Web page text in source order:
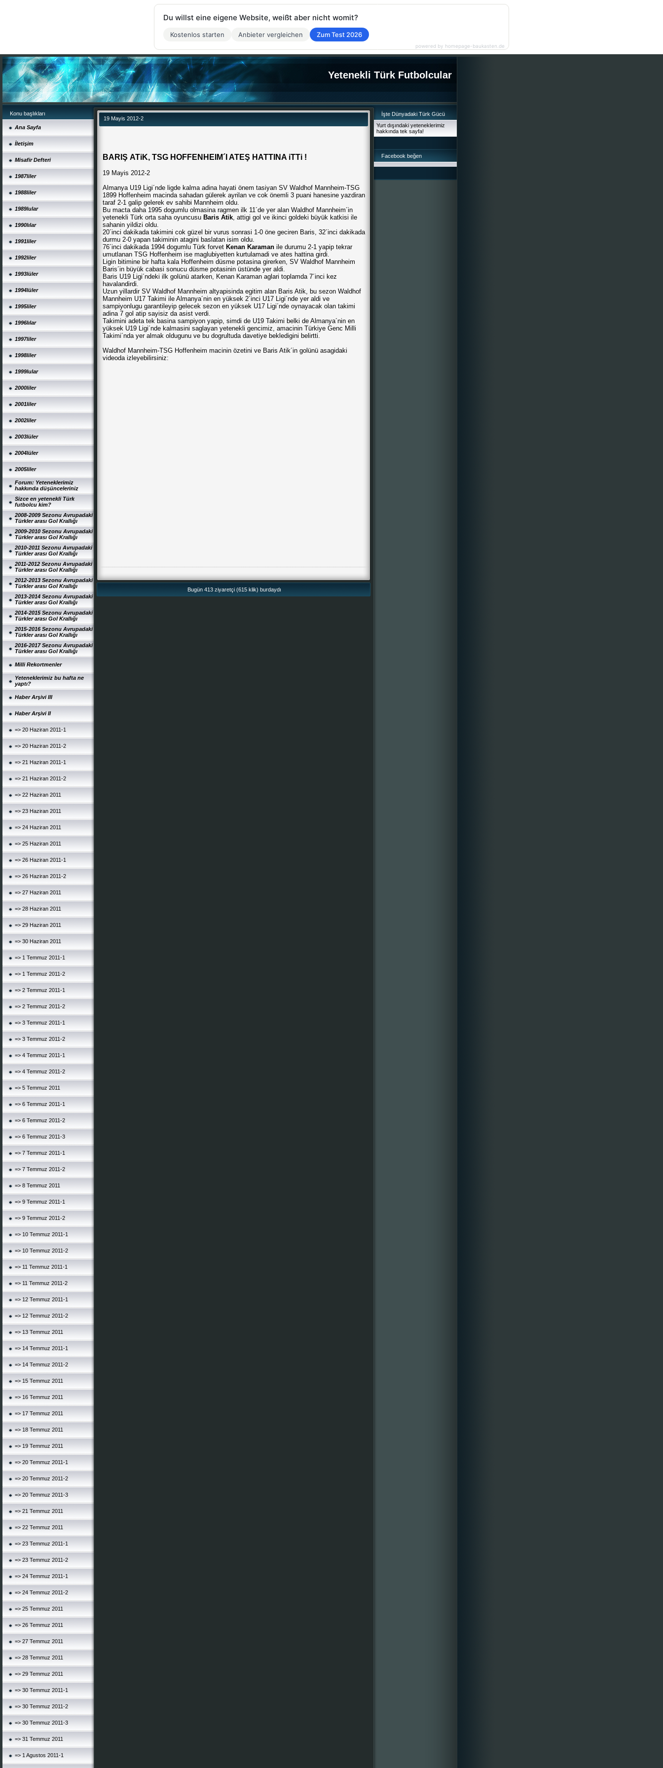
Yetenekli Türk Futbolcular
Konu başlıkları
Ana Sayfa
İletişim
Misafir Defteri
1987liler
1988liler
1989lular
1990lılar
1991liler
1992liler
1993lüler
1994lüler
1995liler
1996lılar
1997liler
1998liler
1999lular
2000liler
2001liler
2002liler
2003lüler
2004lüler
2005liler
Forum: Yeteneklerimiz
hakkında düşünceleriniz
Sizce en yetenekli Türk
futbolcu kim?
2008-2009 Sezonu Avrupadaki
Türkler arası Gol Krallığı
2009-2010 Sezonu Avrupadaki
Türkler arası Gol Krallığı
2010-2011 Sezonu Avrupadaki
Türkler arası Gol Krallığı
2011-2012 Sezonu Avrupadaki
Türkler arası Gol Krallığı
2012-2013 Sezonu Avrupadaki
Türkler arası Gol Krallığı
2013-2014 Sezonu Avrupadaki
Türkler arası Gol Krallığı
2014-2015 Sezonu Avrupadaki
Türkler arası Gol Krallığı
2015-2016 Sezonu Avrupadaki
Türkler arası Gol Krallığı
2016-2017 Sezonu Avrupadaki
Türkler arası Gol Krallığı
Milli Rekortmenler
Yeteneklerimiz bu hafta ne
yaptı?
Haber Arşivi III
Haber Arşivi II
=> 20 Haziran 2011-1
=> 20 Haziran 2011-2
=> 21 Haziran 2011-1
=> 21 Haziran 2011-2
=> 22 Haziran 2011
=> 23 Haziran 2011
=> 24 Haziran 2011
=> 25 Haziran 2011
=> 26 Haziran 2011-1
=> 26 Haziran 2011-2
=> 27 Haziran 2011
=> 28 Haziran 2011
=> 29 Haziran 2011
=> 30 Haziran 2011
=> 1 Temmuz 2011-1
=> 1 Temmuz 2011-2
=> 2 Temmuz 2011-1
=> 2 Temmuz 2011-2
=> 3 Temmuz 2011-1
=> 3 Temmuz 2011-2
=> 4 Temmuz 2011-1
=> 4 Temmuz 2011-2
=> 5 Temmuz 2011
=> 6 Temmuz 2011-1
=> 6 Temmuz 2011-2
=> 6 Temmuz 2011-3
=> 7 Temmuz 2011-1
=> 7 Temmuz 2011-2
=> 8 Temmuz 2011
=> 9 Temmuz 2011-1
=> 9 Temmuz 2011-2
=> 10 Temmuz 2011-1
=> 10 Temmuz 2011-2
=> 11 Temmuz 2011-1
=> 11 Temmuz 2011-2
=> 12 Temmuz 2011-1
=> 12 Temmuz 2011-2
=> 13 Temmuz 2011
=> 14 Temmuz 2011-1
=> 14 Temmuz 2011-2
=> 15 Temmuz 2011
=> 16 Temmuz 2011
=> 17 Temmuz 2011
=> 18 Temmuz 2011
=> 19 Temmuz 2011
=> 20 Temmuz 2011-1
=> 20 Temmuz 2011-2
=> 20 Temmuz 2011-3
=> 21 Temmuz 2011
=> 22 Temmuz 2011
=> 23 Temmuz 2011-1
=> 23 Temmuz 2011-2
=> 24 Temmuz 2011-1
=> 24 Temmuz 2011-2
=> 25 Temmuz 2011
=> 26 Temmuz 2011
=> 27 Temmuz 2011
=> 28 Temmuz 2011
=> 29 Temmuz 2011
=> 30 Temmuz 2011-1
=> 30 Temmuz 2011-2
=> 30 Temmuz 2011-3
=> 31 Temmuz 2011
=> 1 Agustos 2011-1
19 Mayis 2012-2
BARIŞ ATiK, TSG HOFFENHEIM´I ATEŞ HATTINA iTTi !
19 Mayis 2012-2
Almanya U19 Ligi´nde ligde kalma adina hayati önem tasiyan SV Waldhof Mannheim-TSG
1899 Hoffenheim macinda sahadan gülerek ayrilan ve cok önemli 3 puani hanesine yazdiran
taraf 2-1 galip gelerek ev sahibi Mannheim oldu.
Bu macta daha 1995 dogumlu olmasina ragmen ilk 11´de yer alan Waldhof Mannheim´in
yetenekli Türk orta saha oyuncusu Baris Atik, attigi gol ve ikinci goldeki büyük katkisi ile
sahanin yildizi oldu.
20´inci dakikada takimini cok güzel bir vurus sonrasi 1-0 öne geciren Baris, 32´inci dakikada
durmu 2-0 yapan takiminin atagini baslatan isim oldu.
76´inci dakikada 1994 dogumlu Türk forvet Kenan Karaman ile durumu 2-1 yapip tekrar
umutlanan TSG Hoffenheim ise maglubiyetten kurtulamadi ve ates hattina girdi.
Ligin bitimine bir hafta kala Hoffenheim düsme potasina girerken, SV Waldhof Mannheim
Baris´in büyük cabasi sonucu düsme potasinin üstünde yer aldi.
Baris U19 Ligi´ndeki ilk golünü atarken, Kenan Karaman aglari toplamda 7´inci kez
havalandirdi.
Uzun yillardir SV Waldhof Mannheim altyapisinda egitim alan Baris Atik, bu sezon Waldhof
Mannheim U17 Takimi ile Almanya´nin en yüksek 2´inci U17 Ligi´nde yer aldi ve
sampiyonlugu garantileyip gelecek sezon en yüksek U17 Ligi´nde oynayacak olan takimi
adina 7 gol atip sayisiz da asist verdi.
Takimini adeta tek basina sampiyon yapip, simdi de U19 Takimi belki de Almanya´nin en
yüksek U19 Ligi´nde kalmasini saglayan yetenekli gencimiz, amacinin Türkiye Genc Milli
Takimi´nda yer almak oldugunu ve bu dogrultuda davetiye bekledigini belirtti.
Waldhof Mannheim-TSG Hoffenheim macinin özetini ve Baris Atik´in golünü asagidaki
videoda izleyebilirsiniz:
Bugün 413 ziyaretçi (615 klik) burdaydı
İşte Dünyadaki Türk Gücü
Yurt dışındaki yeteneklerimiz
hakkında tek sayfa!
Facebook beğen
Du willst eine eigene Website, weißt aber nicht womit?
Kostenlos starten Anbieter vergleichen Zum Test 2026
powered by homepage-baukasten.de